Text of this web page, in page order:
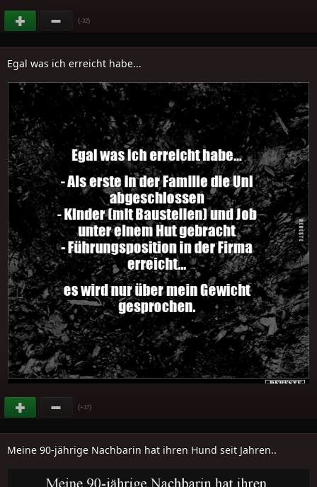
(-32)
Egal was ich erreicht habe...
(+17)
Meine 90-jährige Nachbarin hat ihren Hund seit Jahren..